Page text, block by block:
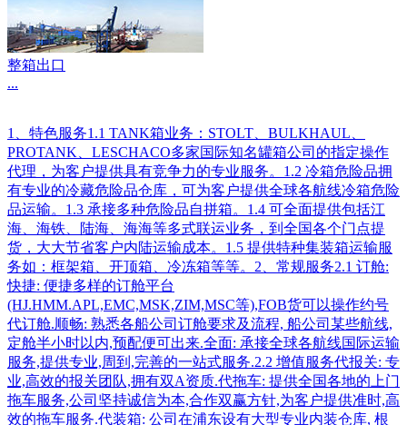
整箱出口
...
1、特色服务1.1 TANK箱业务：STOLT、BULKHAUL、
PROTANK、LESCHACO多家国际知名罐箱公司的指定操作
代理，为客户提供具有竞争力的专业服务。1.2 冷箱危险品拥
有专业的冷藏危险品仓库，可为客户提供全球各航线冷箱危险
品运输。1.3 承接多种危险品自拼箱。1.4 可全面提供包括江
海、海铁、陆海、海海等多式联运业务，到全国各个门点提
货，大大节省客户内陆运输成本。1.5 提供特种集装箱运输服
务如：框架箱、开顶箱、冷冻箱等等。2、常规服务2.1 订舱:
快捷: 便捷多样的订舱平台
(HJ.HMM.APL,EMC,MSK,ZIM,MSC等),FOB货可以操作约号
代订舱.顺畅: 熟悉各船公司订舱要求及流程, 船公司某些航线,
定舱半小时以内,预配便可出来.全面: 承接全球各航线国际运输
服务,提供专业,周到,完善的一站式服务.2.2 增值服务代报关: 专
业,高效的报关团队,拥有双A资质.代拖车: 提供全国各地的上门
拖车服务,公司坚持诚信为本,合作双赢方针,为客户提供准时,高
效的拖车服务.代装箱: 公司在浦东设有大型专业内装仓库, 根